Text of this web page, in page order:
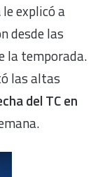
le explicó a
desde las
la temporada.
las altas
del TC en